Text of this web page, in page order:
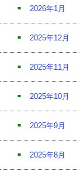
2026年1月
2025年12月
2025年11月
2025年10月
2025年9月
2025年8月